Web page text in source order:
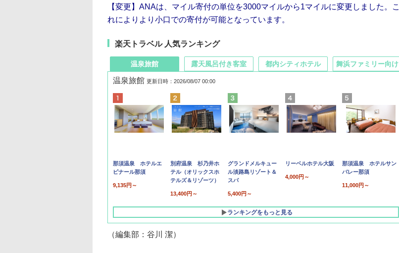
【変更】ANAは、マイル寄付の単位を3000マイルから1マイルに変更しました。こ
れによりより小口での寄付が可能となっています。
楽天トラベル 人気ランキング
温泉旅館
温泉旅館 更新日時：2026/08/07 00:00
那須温泉 ホテルエ
ピナール那須
9,135円～
別府温泉 杉乃井ホ
テル（オリックスホ
テルズ＆リゾーツ）
13,400円～
グランドメルキュー
ル淡路島リゾート＆
スパ
5,400円～
リーベルホテル大阪
4,000円～
那須温泉 ホテルサン
バレー那須
11,000円～
ランキングをもっと見る
露天風呂付き客室 都内シティホテル 舞浜ファミリー向け
（編集部：谷川 潔）